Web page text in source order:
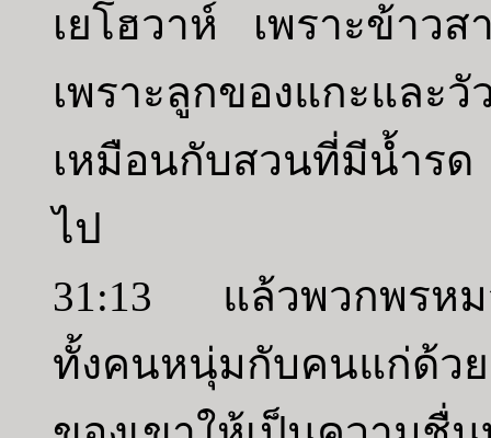
เยโฮวาห์ เพราะข้า
เพราะลูกของแกะแล
เหมือนกับสวนที่มีน้ำรด
ไป
31:13 แล้วพวกพรหมจ
ทั้งคนหนุ่มกับคนแก่ด้วย